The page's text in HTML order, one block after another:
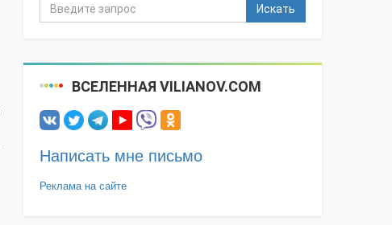
Искать
ВСЕЛЕННАЯ VILIANOV.COM
Написать мне письмо
Реклама на сайте